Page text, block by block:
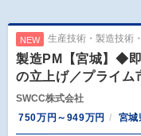
NEW 生産技術・製造技術
製造PM【宮城】◆
の立上げ／プライ
SWCC株式会社
750万円～949万円
宮城